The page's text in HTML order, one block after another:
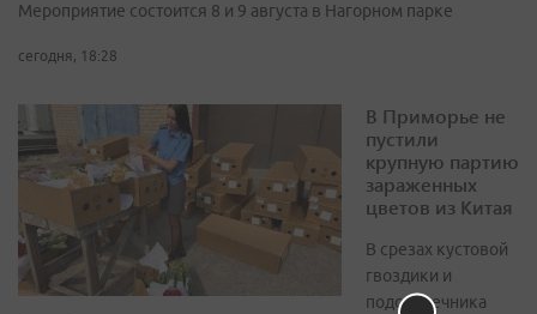
Мероприятие состоится 8 и 9 августа в Нагорном парке
сегодня, 18:28
В Приморье не
пустили
крупную партию
зараженных
цветов из Китая
В срезах кустовой
гвоздики и
подсолнечника